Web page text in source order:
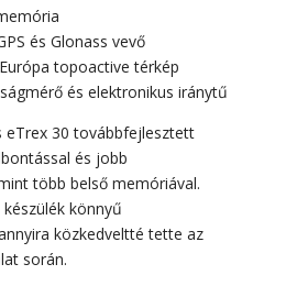
és Glonass vevő
topoactive térkép
és elektronikus iránytű
eTrex 30 továbbfejlesztett
és jobb
több belső memóriával.
könnyű
közkedveltté tette az
során.